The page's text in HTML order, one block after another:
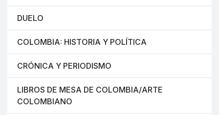
DUELO
COLOMBIA: HISTORIA Y POLÍTICA
CRÓNICA Y PERIODISMO
LIBROS DE MESA DE COLOMBIA/ARTE
COLOMBIANO